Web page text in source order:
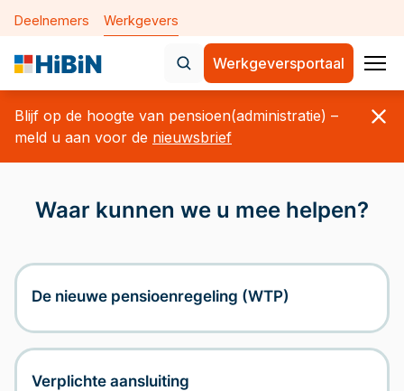
Deelnemers Werkgevers
Werkgeversportaal
Home
Nieuws
De nieuwe pensioenregeling
Aanleveren maandelijkse
Mijn bedrijfsgegevens
Blijf op de hoogte van pensioen(administratie) –
meld u aan voor de nieuwsbrief
Waar kunnen we u mee helpen?
De nieuwe pensioenregeling (WTP)
Verplichte aansluiting